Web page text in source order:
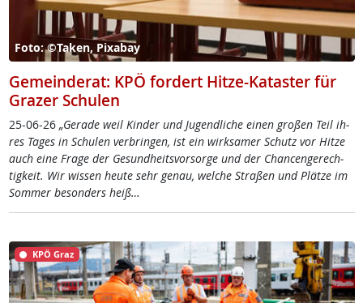
Foto: ©Taken, Pixabay
Gemeinderat: KPÖ fordert Hitze-Kataster für
Grazer Schulen
25-06-26 „Ge­ra­de weil Kin­der und Ju­gend­li­che ei­nen gro­ßen Teil ih­
res Ta­ges in Schu­len ver­brin­gen, ist ein wirk­sa­mer Schutz vor Hit­ze
auch ei­ne Fra­ge der Ge­sund­heits­vor­sor­ge und der Chan­cen­ge­rech­
tig­keit. Wir wis­sen heu­te sehr ge­nau, wel­che Stra­ßen und Plät­ze im
Som­mer be­son­ders heiß…
KPÖ Graz